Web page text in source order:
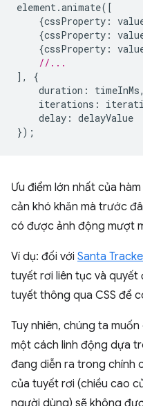
element.animate([
{cssProperty :
{cssProperty :
{cssProperty :
//...
],
{
duration : timeInMs,
iterations :
delay : delayValue
});
Ưu điểm lớn nhất của
cản khó khăn mà trước
có được ảnh động mượt
Ví dụ: đối với Santa
tuyết rơi liên tục và
tuyết thông qua CSS để
Tuy nhiên, chúng ta
một cách linh động dựa
đang diễn ra trong chính
của tuyết rơi (chiều cao
người dùng) sẽ không